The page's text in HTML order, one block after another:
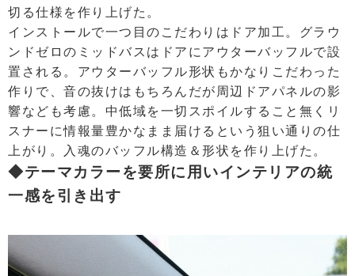
切る仕様を作り上げた。
インストールで一つ目のこだわりはドア加工。グラウ
ンドゼロのミッドバスはドアにアウターバッフルで設
置される。アウターバッフル形状もかなりこだわった
作りで、音の抜けはもちろんだが周辺ドアパネルの影
響なども考慮。中低域を一切スポイルすること無くリ
スナーに情報量豊かなまま届けるという狙い通りの仕
上がり。入魂のバッフル構造＆形状を作り上げた。
◆テーマカラーを要所に用いインテリアの統
一感を引き出す